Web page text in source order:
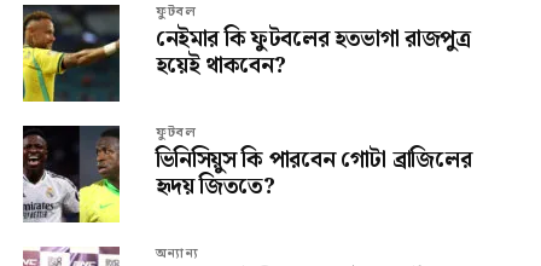
ফুটবল
নেইমার কি ফুটবলের হতভাগা রাজপুত্র
হয়েই থাকবেন?
ফুটবল
ভিনিসিয়ুস কি পারবেন গোটা ব্রাজিলের
হৃদয় জিততে?
অন্যান্য